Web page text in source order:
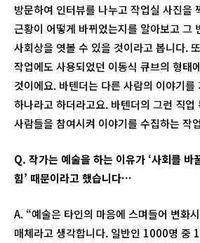
방문하여 인터뷰를 나누고 작업실 사진을
근황이 어떻게 바뀌었는지를 알아보고 그
사회상을 엿볼 수 있을 것이라고 봅니다.
작업에도 사용되었던 이동식 큐브의 형태
것이에요. 바텐더는 다른 사람의 이야기를
하나라고 하더라고요. 바텐더의 그런 직업
사람들을 참여시켜 이야기를 수집하는 작
Q. 작가는 예술을 하는 이유가 ‘사회를 바
힘’ 때문이라고 했습니다…
A. “예술은 타인의 마음에 스며들어 변화
매체라고 생각합니다. 일반인 1000명 중